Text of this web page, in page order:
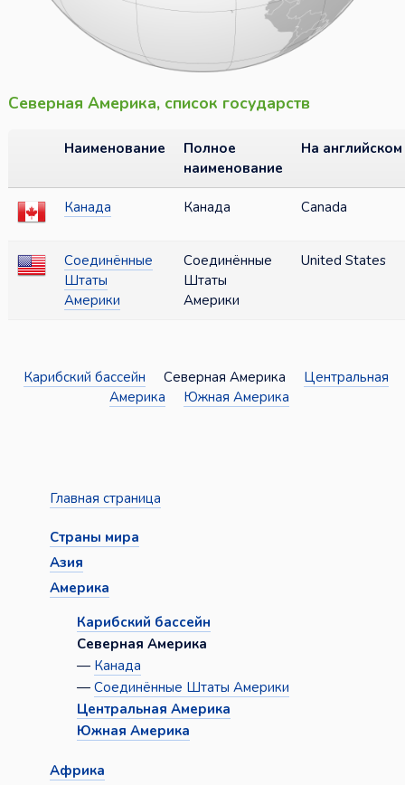
Северная Америка, список государств
Наименование
Полное
наименование
На английском
Канада Канада Canada
Соединённые
Штаты
Америки
Соединённые
Штаты
Америки
United States
Карибский бассейн Северная Америка Центральная
Америка
Южная Америка
Главная страница
Страны мира
Азия
Америка
Карибский бассейн
Северная Америка
— Канада
— Соединённые Штаты Америки
Центральная Америка
Южная Америка
Африка